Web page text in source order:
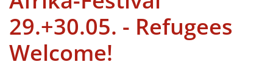
29.+30.05. - Refugees
Welcome!